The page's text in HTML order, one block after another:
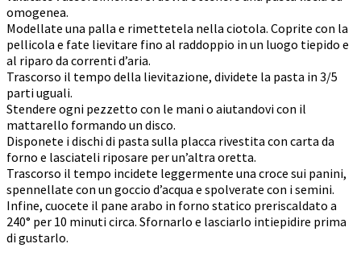
omogenea.
Modellate una palla e rimettetela nella ciotola. Coprite con la
pellicola e fate lievitare fino al raddoppio in un luogo tiepido e
al riparo da correnti d’aria.
Trascorso il tempo della lievitazione, dividete la pasta in 3/5
parti uguali.
Stendere ogni pezzetto con le mani o aiutandovi con il
mattarello formando un disco.
Disponete i dischi di pasta sulla placca rivestita con carta da
forno e lasciateli riposare per un’altra oretta.
Trascorso il tempo incidete leggermente una croce sui panini,
spennellate con un goccio d’acqua e spolverate con i semini.
Infine, cuocete il pane arabo in forno statico preriscaldato a
240° per 10 minuti circa. Sfornarlo e lasciarlo intiepidire prima
di gustarlo.